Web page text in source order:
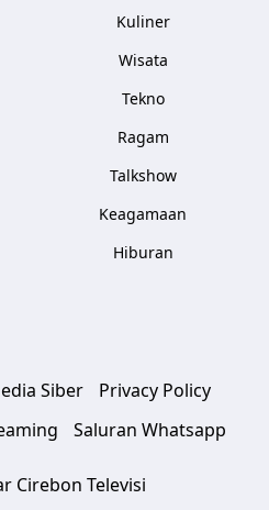
Kuliner
Wisata
Tekno
Ragam
Talkshow
Keagamaan
Hiburan
Siber
Privacy Policy
Saluran Whatsapp
Cirebon Televisi